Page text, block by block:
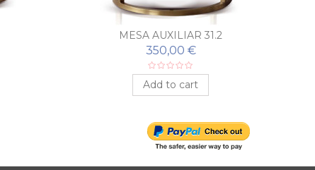
MESA AUXILIAR 31.2
350,00 €
Add to cart